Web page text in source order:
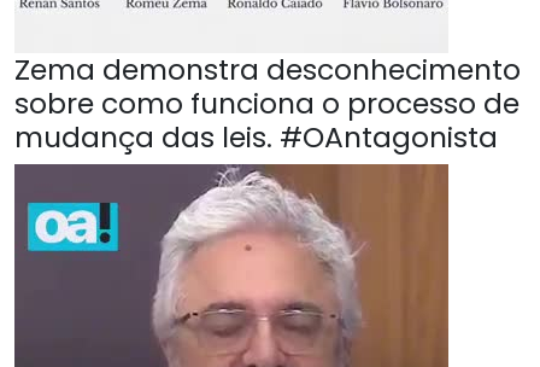
Zema demonstra desconhecimento
sobre como funciona o processo de
mudança das leis. #OAntagonista